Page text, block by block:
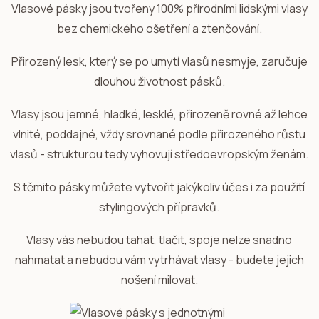
Vlasové pásky jsou tvořeny 100% přírodními lidskými vlasy
bez chemického ošetření a ztenčování.
Přirozený lesk, který se po umytí vlasů nesmyje, zaručuje
dlouhou životnost pásků.
Vlasy jsou jemné, hladké, lesklé, přirozeně rovné až lehce
vlnité, poddajné, vždy srovnané podle přirozeného růstu
vlasů - strukturou tedy vyhovují středoevropským ženám.
S těmito pásky můžete vytvořit jakýkoliv účes i za použití
stylingových přípravků.
Vlasy vás nebudou tahat, tlačit, spoje nelze snadno
nahmatat a nebudou vám vytrhávat vlasy - budete jejich
nošení milovat.